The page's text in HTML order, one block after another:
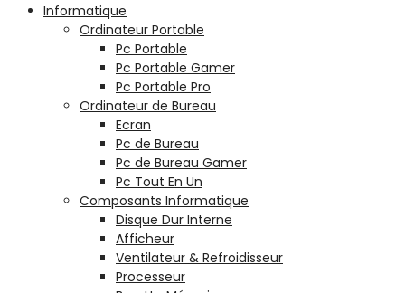
Informatique
Ordinateur Portable
Pc Portable
Pc Portable Gamer
Pc Portable Pro
Ordinateur de Bureau
Ecran
Pc de Bureau
Pc de Bureau Gamer
Pc Tout En Un
Composants Informatique
Disque Dur Interne
Afficheur
Ventilateur & Refroidisseur
Processeur